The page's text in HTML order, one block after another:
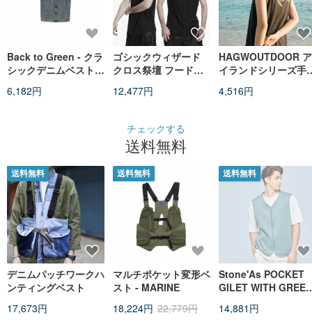
Back to Green - クラ
シックデニムベスト
6,182円
ゴシックウィザード
クロス祭壇 フード付
ス
12,477円
HAGWOUTDOOR ア
イランドシリーズ手
小琉球
4,516円
チェックする
送料無料
送料無料
デニムパッチワークハ
ンティングベスト
17,673円
送料無料
マルチポケット変形ベ
スト - MARINE
18,224円 22,779円
送料無料
Stone'As POCKET
GILET WITH GREEN
レ - グリーン
14,881円